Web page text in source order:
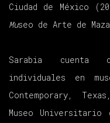
Ciudad de México
Museo de Arte de
Sarabia cuenta
individuales en
Contemporary,
Museo Universitario